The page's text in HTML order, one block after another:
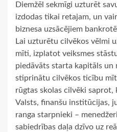
Diemžēl sekmīgi uzturēt
izdodas tikai retajam, un
biznesa uzsācējiem
Lai uzturētu cilvēkos vēlmi
mīti, izplatot veiksmes
piedāvāts starta kapitāls un
stiprinātu cilvēkos ticību
rūgtas skolas cilvēki saprot,
Valsts, finanšu institūcijas,
ranga starpnieki –
sabiedrības daļa dzīvo uz